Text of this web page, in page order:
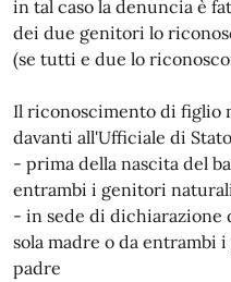
in tal caso la denuncia è
dei due genitori lo
(se tutti e due lo
Il riconoscimento di figlio
davanti all'Ufficiale di
- prima della nascita del
entrambi i genitori
- in sede di dichiarazione
sola madre o da entrambi
padre